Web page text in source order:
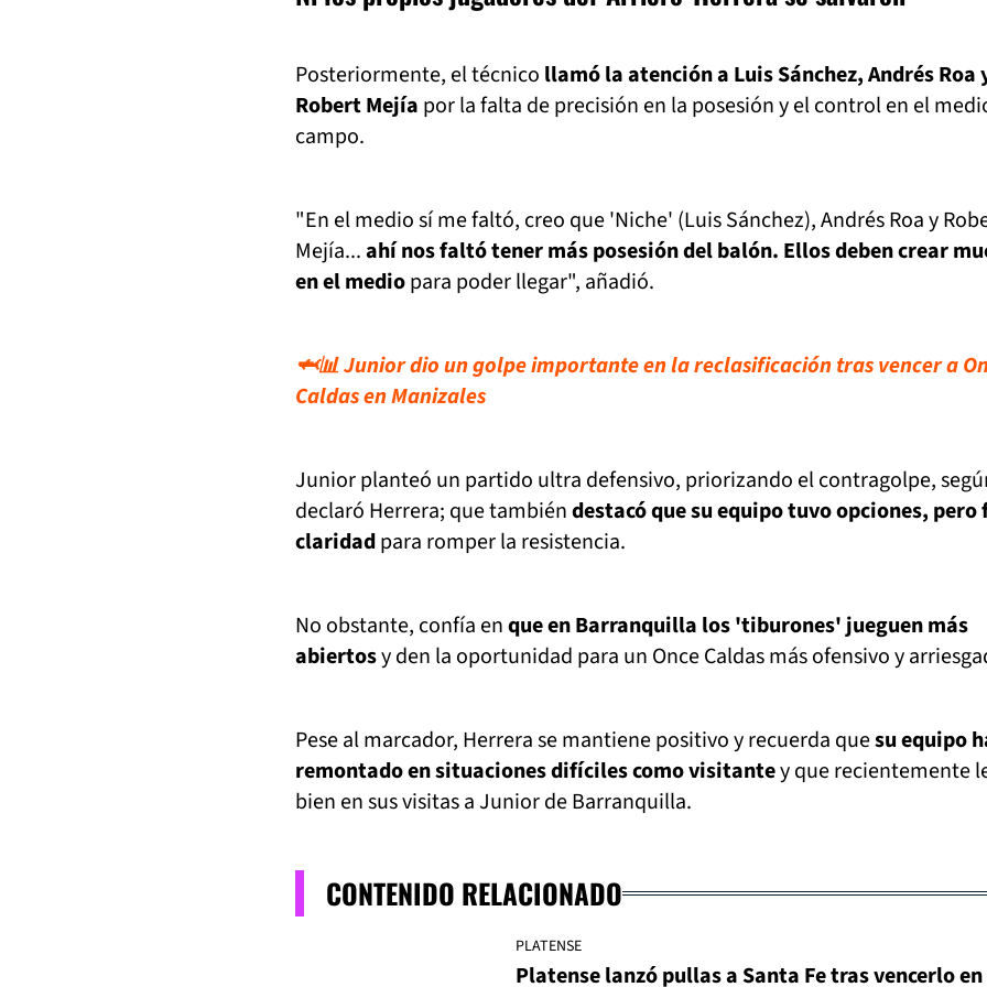
Posteriormente, el técnico llamó la atención a Luis Sánchez, Andrés Roa
Robert Mejía por la falta de precisión en la posesión y el control en el
campo.
"En el medio sí me faltó, creo que 'Niche' (Luis Sánchez), Andrés Roa y
Mejía...ahí nos faltó tener más posesión del balón. Ellos deben crear
en el mediopara poder llegar", añadió.
🦈📊 Junior dio un golpe importante en la reclasificación tras vencer a
Caldas en Manizales
Junior planteó un partido ultra defensivo, priorizando el contragolpe,
declaró Herrera; que tambiéndestacó que su equipo tuvo opciones,
claridadpara romper la resistencia.
No obstante, confía enque en Barranquilla los 'tiburones' jueguen más
abiertosy den la oportunidad para un Once Caldas más ofensivo y
Pese al marcador, Herrera se mantiene positivo y recuerda quesu equipo
remontado en situaciones difíciles como visitantey que recientemente
bien en sus visitas a Junior de Barranquilla.
CONTENIDO RELACIONADO
PLATENSE
Platense lanzó pullas a Santa Fe tras vencerlo en